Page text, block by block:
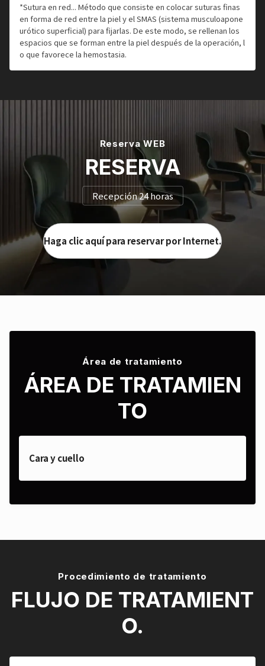
*Sutura en red... Método que consiste en colocar suturas finas
en forma de red entre la piel y el SMAS (sistema musculoapone
urótico superficial) para fijarlas. De este modo, se rellenan los
espacios que se forman entre la piel después de la operación, l
o que favorece la hemostasia.
Reserva WEB
RESERVA
Recepción 24 horas
Haga clic aquí para reservar por Internet.
Área de tratamiento
ÁREA DE TRATAMIEN
TO
Cara y cuello
Procedimiento de tratamiento
FLUJO DE TRATAMIENT
O.